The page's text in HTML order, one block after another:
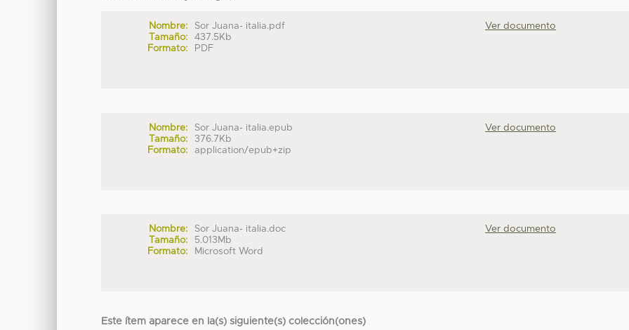
Nombre:
Sor Juana- italia.pdf
Tamaño:
437.5Kb
Formato:
PDF
Ver documento
Nombre:
Sor Juana- italia.epub
Tamaño:
376.7Kb
Formato:
application/epub+zip
Ver documento
Nombre:
Sor Juana- italia.doc
Tamaño:
5.013Mb
Formato:
Microsoft Word
Ver documento
Este ítem aparece en la(s) siguiente(s) colección(ones)